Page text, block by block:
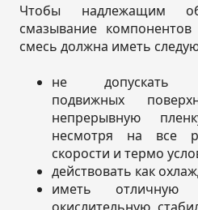
Чтобы надлежащим
смазывание компонентов
смесь должна иметь
не допускать
подвижных
непрерывную
несмотря на все
скорости и термо
действовать как
иметь отличную
окислительную